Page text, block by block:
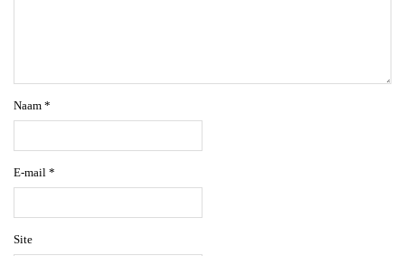
Naam *
E-mail *
Site